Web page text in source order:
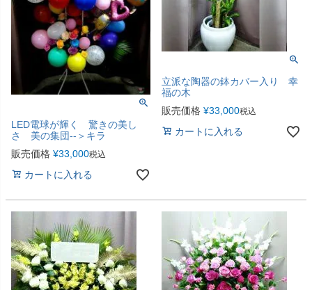
LED電球が輝く 驚きの美し
さ 美の集団--＞キラ
販売価格 ¥33,000税込
カートに入れる
立派な陶器の鉢カバー入り 幸
福の木
販売価格 ¥33,000税込
カートに入れる